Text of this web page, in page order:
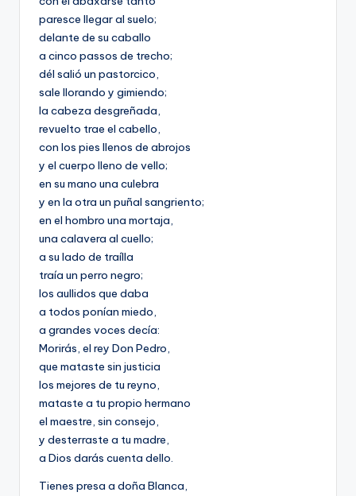
paresce llegar al suelo;
delante de su caballo
a cinco passos de trecho;
dél salió un pastorcico,
sale llorando y gimiendo;
la cabeza desgreñada,
revuelto trae el cabello,
con los pies llenos de abrojos
y el cuerpo lleno de vello;
en su mano una culebra
y en la otra un puñal sangriento;
en el hombro una mortaja,
una calavera al cuello;
a su lado de traílla
traía un perro negro;
los aullidos que daba
a todos ponían miedo,
a grandes voces decía:
Morirás, el rey Don Pedro,
que mataste sin justicia
los mejores de tu reyno,
mataste a tu propio hermano
el maestre, sin consejo,
y desterraste a tu madre,
a Dios darás cuenta dello.
Tienes presa a doña Blanca,